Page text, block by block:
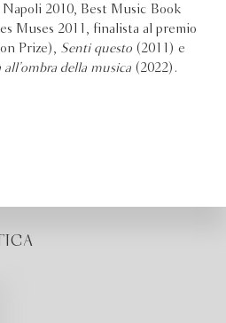
Napoli 2010, Best Music Book
Muses 2011, finalista al premio
Prize), Senti questo (2011) e
della musica (2022).